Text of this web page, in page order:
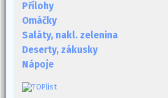
Přílohy
Omáčky
Saláty, nakl. zelenina
Deserty, zákusky
Nápoje